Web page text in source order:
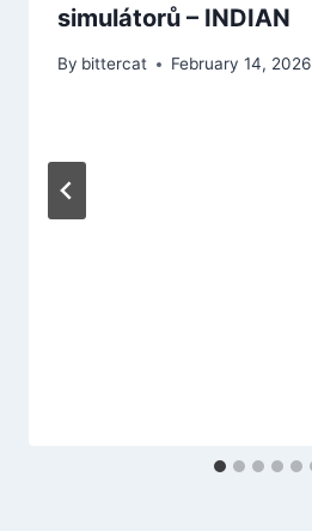
simulátorů – INDIAN
By bittercat February 14, 2026